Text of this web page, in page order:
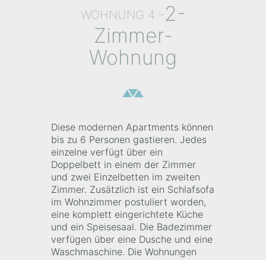
WOHNUNG 4 –2-
Zimmer-
Wohnung
Diese modernen Apartments können
bis zu 6 Personen gastieren. Jedes
einzelne verfügt über ein
Doppelbett in einem der Zimmer
und zwei Einzelbetten im zweiten
Zimmer. Zusätzlich ist ein Schlafsofa
im Wohnzimmer postuliert worden,
eine komplett eingerichtete Küche
und ein Speisesaal. Die Badezimmer
verfügen über eine Dusche und eine
Waschmaschine. Die Wohnungen